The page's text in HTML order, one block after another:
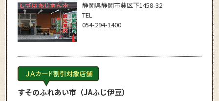
静岡県静岡市葵区下1458-32
TEL
054-294-1400
すそのふれあい市 （JAふじ伊豆）